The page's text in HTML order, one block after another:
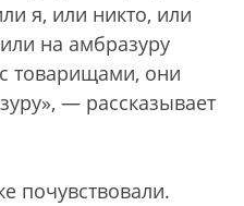
я, или никто, или
на амбразуру
товарищами, они
— рассказывает
почувствовали.